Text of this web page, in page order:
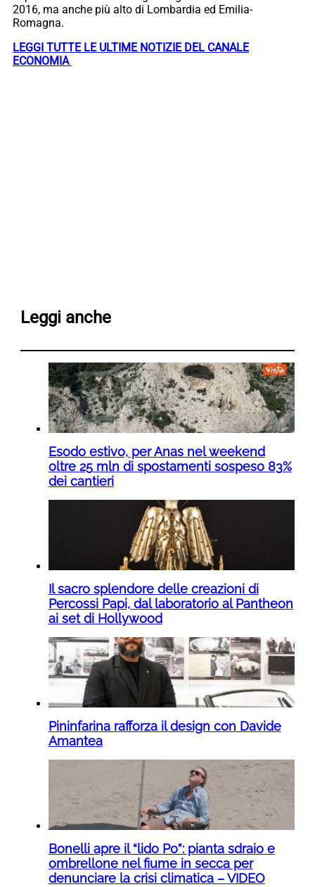
2016, ma anche più alto di Lombardia ed Emilia-
Romagna.
LEGGI TUTTE LE ULTIME NOTIZIE DEL CANALE
ECONOMIA
Leggi anche
Esodo estivo, per Anas nel weekend
oltre 25 mln di spostamenti sospeso 83%
dei cantieri
Il sacro splendore delle creazioni di
Percossi Papi, dal laboratorio al Pantheon
ai set di Hollywood
Pininfarina rafforza il design con Davide
Amantea
Bonelli apre il “lido Po”: pianta sdraio e
ombrellone nel fiume in secca per
denunciare la crisi climatica – VIDEO